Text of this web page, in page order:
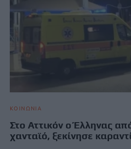
ΚΟΙΝΩΝΙΑ
Στο Αττικόν ο Έλληνας
χανταϊό, ξεκίνησε